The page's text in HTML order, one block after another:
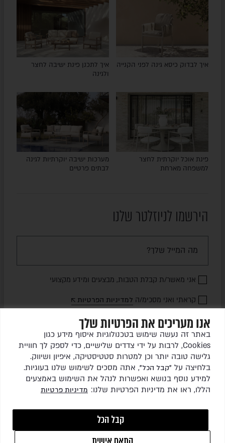
אנו מעריכים את הפרטיות שלך
באתר זה נעשה שימוש בטכנולוגיות איסוף מידע כגון
Cookies, לרבות על ידי צדדים שלישיים, כדי לספק לך חוויית
גלישה טובה יותר וכן למטרות סטטיסטיקה, איפיון ושיווק.
בלחיצה על "קבל הכל", אתה מסכים לשימוש שלנו בעוגיות.
למידע נוסף בנושא ואפשרות לנהל את השימוש באמצעים
הללו, ראו את מדיניות הפרטיות שלנו: מדיניות פרטיות
קבל הכל
איך לבדוק כיסא גינה לפני הקנייה
איך לתכנן פינת ישיבה לחצר
ולגינה
פינת אוכל יוקרתית לחצר
למשפחה מארחת
מערכות ישיבה יוקרתיות לגינה
לבתים פרטיים
הירשמו לניוזלטר שלנו
אני מאשר/ת קבלת הטבות, מבצעים ומידע מקצועי
קראתי ואני מסכימ/ה למדיניות הפרטיות
שלחו לי עדכונים
כל הזכויות שמורות לגרין ריהוט גן בע"מ © 2026